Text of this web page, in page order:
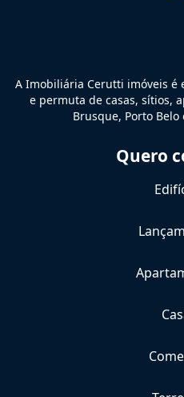
A Imobiliária Cerutti imóveis é
e permuta de casas, sítios,
Brusque, Porto
Quero